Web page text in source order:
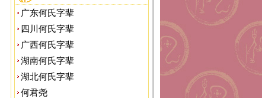
广东何氏字辈
四川何氏字辈
广西何氏字辈
湖南何氏字辈
湖北何氏字辈
何君尧